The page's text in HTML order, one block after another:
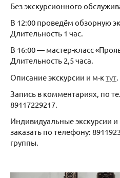
Без экскурсионного
В 12:00 проведём обзорную
Длительность 1 час.
В 16:00 — мастер-класс
Длительность 2,5 часа.
Описание экскурсии и м-ктут
Запись в комментариях, по
89117229217.
Индивидуальные экскурсии
заказать по телефону:
группы.